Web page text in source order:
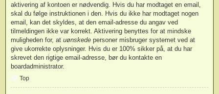
aktivering af kontoen er nødvendig. Hvis du har modtaget en email,
skal du følge instruktionen i den. Hvis du ikke har modtaget nogen
email, kan det skyldes, at den email-adresse du angav ved
tilmeldingen ikke var korrekt. Aktivering benyttes for at mindske
muligheden for, at uønskede personer misbruger systemet ved at
give ukorrekte oplysninger. Hvis du er 100% sikker på, at du har
skrevet den rigtige email-adresse, bør du kontakte en
boardadministrator.
Top